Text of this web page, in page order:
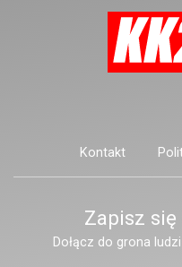
Kontakt
Zapisz
Dołącz do grona